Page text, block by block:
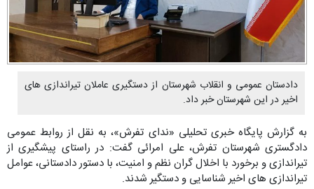
دادستان عمومی و انقلاب شهرستان از دستگیری عاملان تیراندازی های
اخیر در این شهرستان خبر داد.
به گزارش پایگاه خبری تحلیلی «ندای تفرش»، به نقل از روابط عمومی
دادگستری شهرستان تفرش، علی امرائی گفت: در راستای پیشگیری از
تیراندازی و برخورد با اخلال گران نظم و امنیت، با دستور دادستانی، عوامل
تیراندازی های اخیر شناسایی و دستگیر شدند.